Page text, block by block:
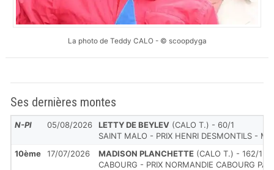
La photo de Teddy CALO - © scoopdyga
Ses dernières montes
N-Pl 05/08/2026 LETTY DE BEYLEV (CALO T.) - 60/1
SAINT MALO - PRIX HENRI DESMONTILS -
10ème
17/07/2026 MADISON PLANCHETTE (CALO T.) - 162/1
CABOURG - PRIX NORMANDIE CABOURG